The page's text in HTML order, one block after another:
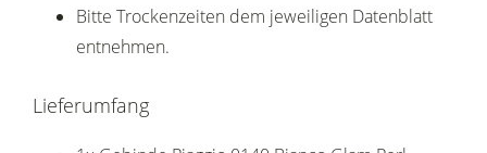
Bitte Trockenzeiten dem jeweiligen Datenblatt
entnehmen.
Lieferumfang